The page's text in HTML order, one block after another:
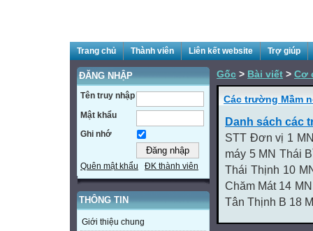
Trang chủ Thành viên Liên kết website Trợ giúp
ĐĂNG NHẬP
Tên truy nhập
Mật khẩu
Ghi nhớ
Quên mật khẩu ĐK thành viên
THÔNG TIN
Giới thiệu chung
Gốc > Bài viết > Cơ
Các trường Mầm
Danh sách các
STT Đơn vị 1
máy 5 MN Thái
Thái Thịnh 10
Chăm Mát 14
Tân Thịnh B 18